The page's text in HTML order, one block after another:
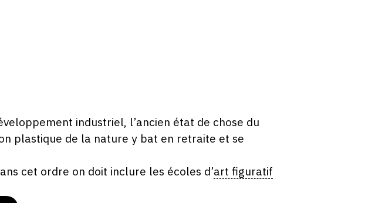
industriel, l’ancien état de chose du
plastique de la nature y bat en retraite et se
cet ordre on doit inclure les écoles d’art figuratif